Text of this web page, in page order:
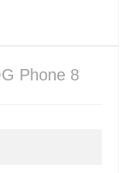
Phone 8